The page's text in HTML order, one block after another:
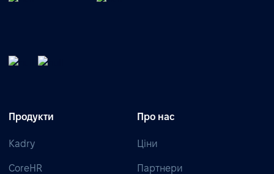
Продукти
Kadry
CoreHR
Про нас
Ціни
Партнери